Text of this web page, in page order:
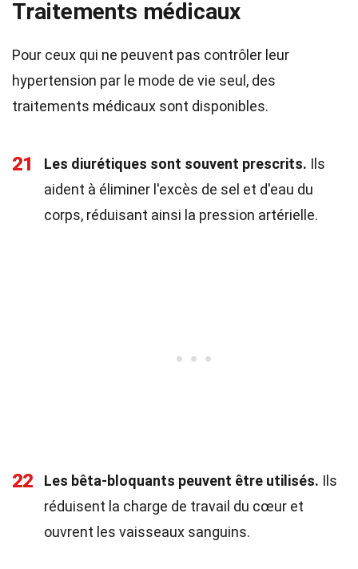
Traitements médicaux
Pour ceux qui ne peuvent pas contrôler leur
hypertension par le mode de vie seul, des
traitements médicaux sont disponibles.
21 Les diurétiques sont souvent prescrits. Ils
aident à éliminer l'excès de sel et d'eau du
corps, réduisant ainsi la pression artérielle.
22 Les bêta-bloquants peuvent être utilisés. Ils
réduisent la charge de travail du cœur et
ouvrent les vaisseaux sanguins.